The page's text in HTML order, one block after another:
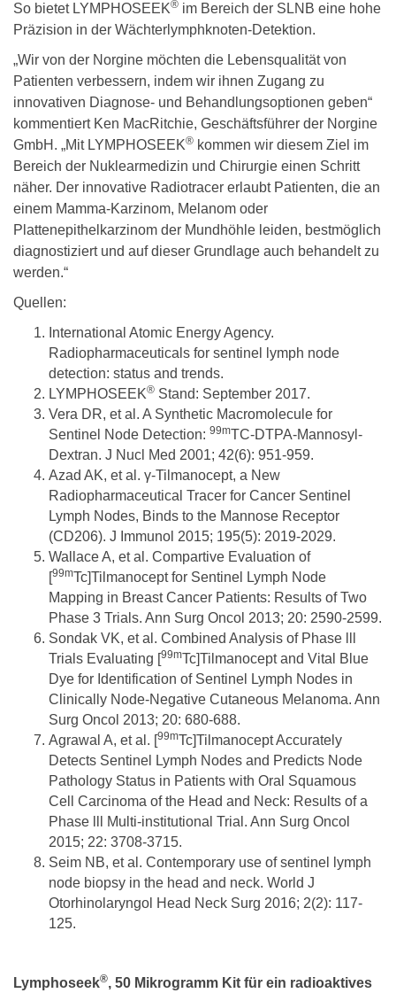
So bietet LYMPHOSEEK® im Bereich der SLNB eine hohe
Präzision in der Wächterlymphknoten-Detektion.
„Wir von der Norgine möchten die Lebensqualität von
Patienten verbessern, indem wir ihnen Zugang zu
innovativen Diagnose- und Behandlungsoptionen geben“
kommentiert Ken MacRitchie, Geschäftsführer der Norgine
GmbH. „Mit LYMPHOSEEK® kommen wir diesem Ziel im
Bereich der Nuklearmedizin und Chirurgie einen Schritt
näher. Der innovative Radiotracer erlaubt Patienten, die an
einem Mamma-Karzinom, Melanom oder
Plattenepithelkarzinom der Mundhöhle leiden, bestmöglich
diagnostiziert und auf dieser Grundlage auch behandelt zu
werden.“
Quellen:
International Atomic Energy Agency.
Radiopharmaceuticals for sentinel lymph node
detection: status and trends.
LYMPHOSEEK® Stand: September 2017.
Vera DR, et al. A Synthetic Macromolecule for
Sentinel Node Detection: 99mTC-DTPA-Mannosyl-
Dextran. J Nucl Med 2001; 42(6): 951-959.
Azad AK, et al. γ-Tilmanocept, a New
Radiopharmaceutical Tracer for Cancer Sentinel
Lymph Nodes, Binds to the Mannose Receptor
(CD206). J Immunol 2015; 195(5): 2019-2029.
Wallace A, et al. Compartive Evaluation of
[99mTc]Tilmanocept for Sentinel Lymph Node
Mapping in Breast Cancer Patients: Results of Two
Phase 3 Trials. Ann Surg Oncol 2013; 20: 2590-2599.
Sondak VK, et al. Combined Analysis of Phase lll
Trials Evaluating [99mTc]Tilmanocept and Vital Blue
Dye for Identification of Sentinel Lymph Nodes in
Clinically Node-Negative Cutaneous Melanoma. Ann
Surg Oncol 2013; 20: 680-688.
Agrawal A, et al. [99mTc]Tilmanocept Accurately
Detects Sentinel Lymph Nodes and Predicts Node
Pathology Status in Patients with Oral Squamous
Cell Carcinoma of the Head and Neck: Results of a
Phase lll Multi-institutional Trial. Ann Surg Oncol
2015; 22: 3708-3715.
Seim NB, et al. Contemporary use of sentinel lymph
node biopsy in the head and neck. World J
Otorhinolaryngol Head Neck Surg 2016; 2(2): 117-
125.
Lymphoseek®, 50 Mikrogramm Kit für ein radioaktives